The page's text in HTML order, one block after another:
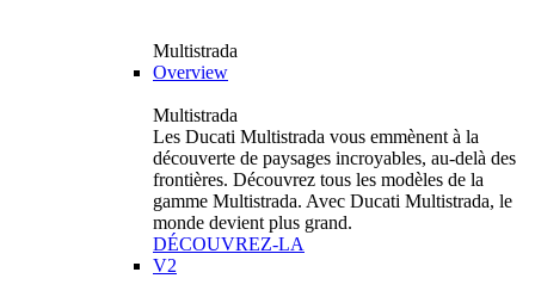
Multistrada
Overview
Multistrada
Les Ducati Multistrada vous emmènent à la
découverte de paysages incroyables, au-delà des
frontières. Découvrez tous les modèles de la
gamme Multistrada. Avec Ducati Multistrada, le
monde devient plus grand.
DÉCOUVREZ-LA
V2